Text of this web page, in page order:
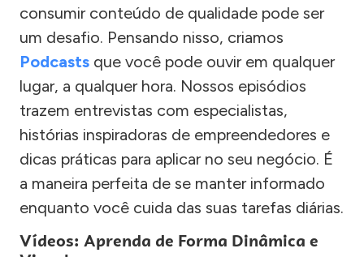
consumir conteúdo de qualidade pode ser
um desafio. Pensando nisso, criamos
Podcasts que você pode ouvir em qualquer
lugar, a qualquer hora. Nossos episódios
trazem entrevistas com especialistas,
histórias inspiradoras de empreendedores e
dicas práticas para aplicar no seu negócio. É
a maneira perfeita de se manter informado
enquanto você cuida das suas tarefas diárias.
Vídeos: Aprenda de Forma Dinâmica e